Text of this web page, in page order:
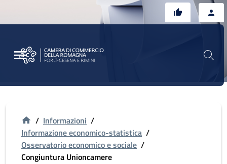
/ Informazioni /
Informazione economico-statistica /
Osservatorio economico e sociale /
Congiuntura Unioncamere